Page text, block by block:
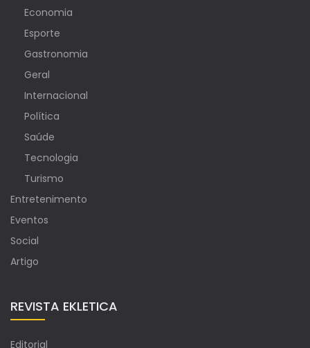
Economia
Esporte
Gastronomia
Geral
Internacional
Política
Saúde
Tecnologia
Turismo
Entretenimento
Eventos
Social
Artigo
REVISTA EKLETICA
Editorial